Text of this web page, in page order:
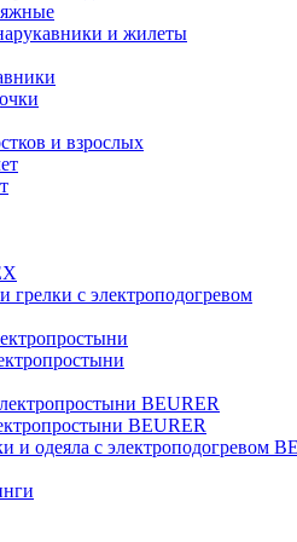
и жилеты
и взрослых
грелки с электроподогревом
BEURER
BEURER
и одеяла с электроподогревом